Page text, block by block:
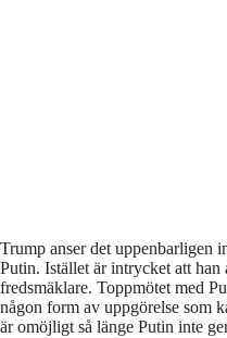
Trump anser det uppenbarligen
Putin. Istället är intrycket att
fredsmäklare. Toppmötet med
någon form av uppgörelse som
är omöjligt så länge Putin inte